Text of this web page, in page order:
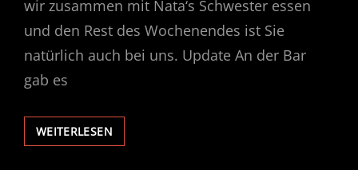
wir zusammen mit Nata‘s Schwester essen
und den Rest des Wochenendes ist Sie
natürlich auch bei uns. Update An der Bar
gab es
WEITERLESEN17)
HAPPY